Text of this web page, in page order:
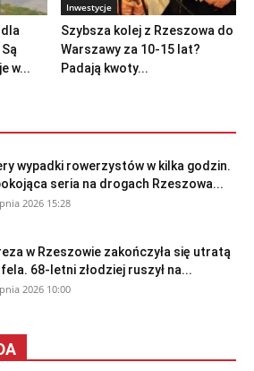
w...
Inwestycje
Szybsza kolej z Rzeszowa do
Warszawy za 10-15 lat?
Padają kwoty...
wypadki rowerzystów w kilka godzin.
seria na drogach Rzeszowa...
2026 15:28
w Rzeszowie zakończyła się utratą
68-letni złodziej ruszył na...
2026 10:00